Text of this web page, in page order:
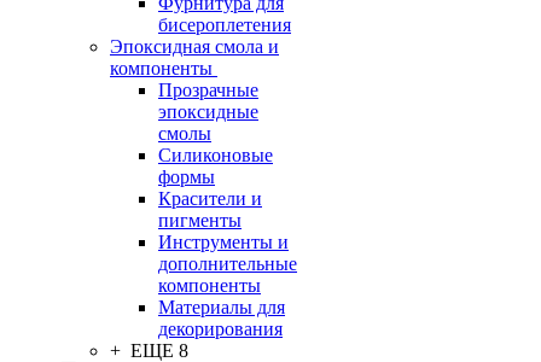
бисероплетения
Эпоксидная смола и
компоненты
Прозрачные
эпоксидные
смолы
Силиконовые
формы
Красители и
пигменты
Инструменты и
дополнительные
компоненты
Материалы для
декорирования
+ ЕЩЕ 8